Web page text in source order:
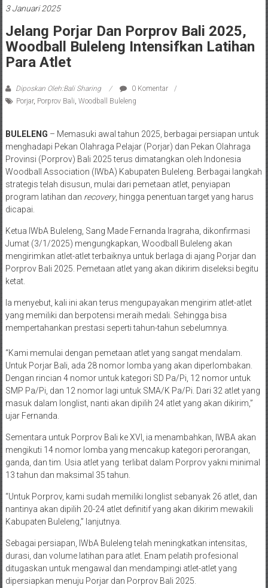
3 Januari 2025
Jelang Porjar Dan Porprov Bali 2025,
Woodball Buleleng Intensifkan Latihan
Para Atlet
Diposkan Oleh:Bali Sharing
0 Komentar
Porjar, Porprov Bali Woodball Buleleng
BULELENG – Memasuki awal tahun 2025, berbagai persiapan untuk
menghadapi Pekan Olahraga Pelajar (Porjar) dan Pekan Olahraga
Provinsi (Porprov) Bali 2025 terus dimatangkan oleh Indonesia
Woodball Association (IWbA) Kabupaten Buleleng. Berbagai langkah
strategis telah disusun, mulai dari pemetaan atlet, penyiapan
program latihan dan recovery, hingga penentuan target yang harus
dicapai.
Ketua IWbA Buleleng, Sang Made Fernanda Iragraha, dikonfirmasi
Jumat (3/1/2025) mengungkapkan, Woodball Buleleng akan
mengirimkan atlet-atlet terbaiknya untuk berlaga di ajang Porjar dan
Porprov Bali 2025. Pemetaan atlet yang akan dikirim diseleksi begitu
ketat.
Ia menyebut, kali ini akan terus mengupayakan mengirim atlet-atlet
yang memiliki dan berpotensi meraih medali. Sehingga bisa
mempertahankan prestasi seperti tahun-tahun sebelumnya.
“Kami memulai dengan pemetaan atlet yang sangat mendalam.
Untuk Porjar Bali, ada 28 nomor lomba yang akan diperlombakan.
Dengan rincian 4 nomor untuk kategori SD Pa/Pi, 12 nomor untuk
SMP Pa/Pi, dan 12 nomor lagi untuk SMA/K Pa/Pi. Dari 32 atlet yang
masuk dalam longlist, nanti akan dipilih 24 atlet yang akan dikirim,”
ujar Fernanda.
Sementara untuk Porprov Bali ke XVI, ia menambahkan, IWBA akan
mengikuti 14 nomor lomba yang mencakup kategori perorangan,
ganda, dan tim. Usia atlet yang terlibat dalam Porprov yakni minimal
13 tahun dan maksimal 35 tahun.
“Untuk Porprov, kami sudah memiliki longlist sebanyak 26 atlet, dan
nantinya akan dipilih 20-24 atlet definitif yang akan dikirim mewakili
Kabupaten Buleleng,” lanjutnya.
Sebagai persiapan, IWbA Buleleng telah meningkatkan intensitas,
durasi, dan volume latihan para atlet. Enam pelatih profesional
ditugaskan untuk mengawal dan mendampingi atlet-atlet yang
dipersiapkan menuju Porjar dan Porprov Bali 2025.